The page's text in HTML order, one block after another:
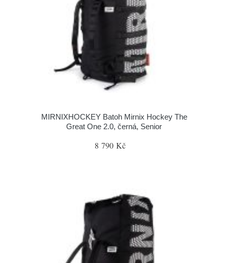
MIRNIXHOCKEY Batoh Mirnix Hockey The
Great One 2.0, černá, Senior
8 790 Kč